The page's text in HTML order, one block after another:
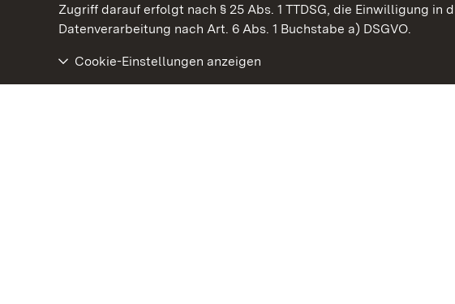
Zugriff darauf erfolgt nach § 25 Abs. 1 TTDSG, die Einwilligung in
Datenverarbeitung nach Art. 6 Abs. 1 Buchstabe a) DSGVO.
Cookie-Einstellungen anzeigen
Kommen. Staunen. Genießen.